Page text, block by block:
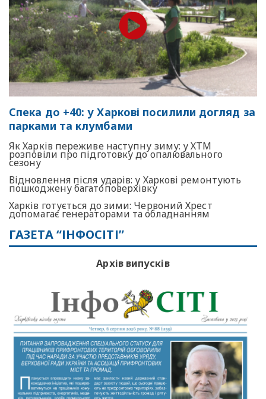
Спека до +40: у Харкові посилили догляд за
парками та клумбами
Як Харків переживе наступну зиму: у ХТМ
розповіли про підготовку до опалювального
сезону
Відновлення після ударів: у Харкові ремонтують
пошкоджену багатоповерхівку
Харків готується до зими: Червоний Хрест
допомагає генераторами та обладнанням
ГАЗЕТА “ІНФОСІТІ”
Архів випусків